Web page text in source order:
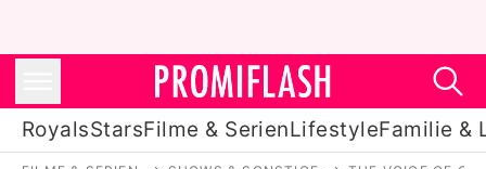
RoyalsStarsFilme & SerienLifestyleFamilie &